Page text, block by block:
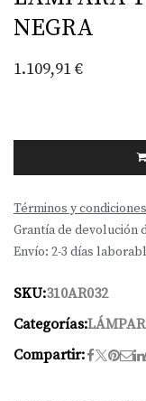
NEGRA
1.109,91€
Términos y condiciones
Grantía de devolución
Envío: 2-3 días
SKU:310AR032
Categorías:
Compartir: